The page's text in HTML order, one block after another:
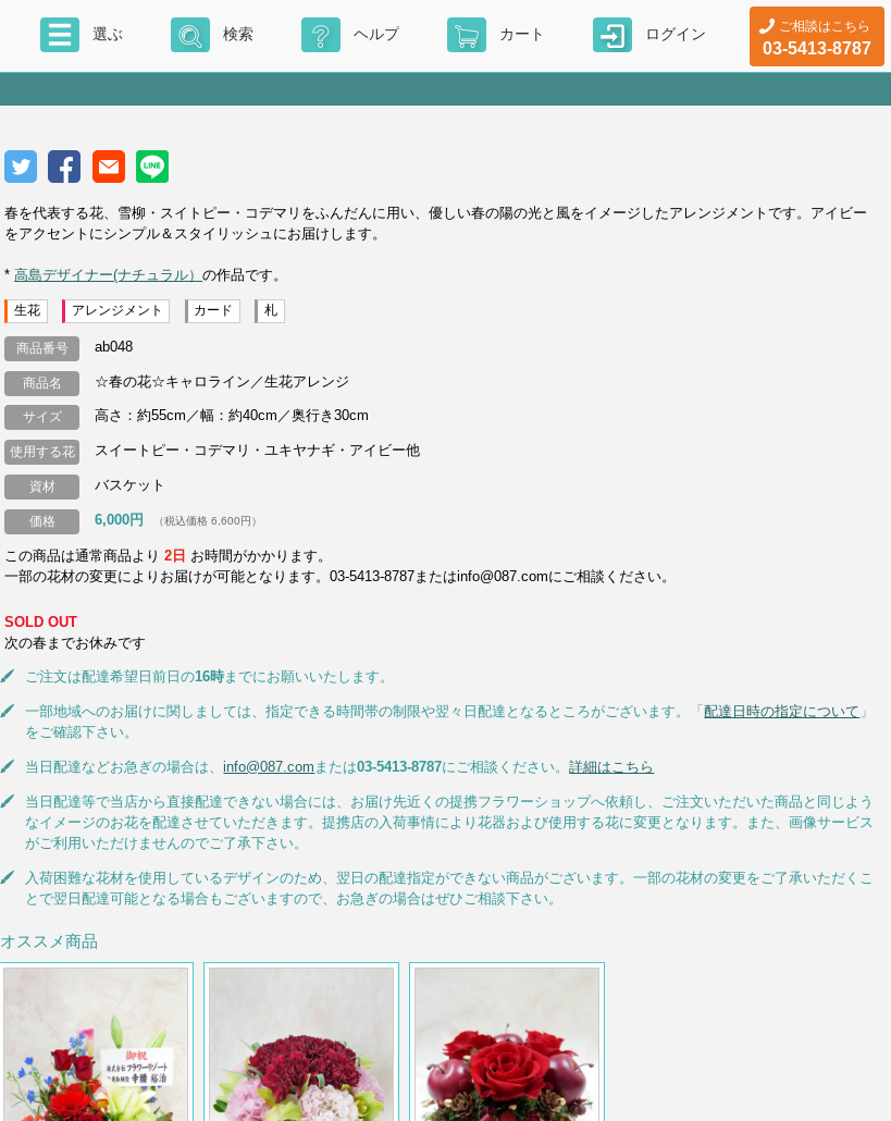
ご相談はこちら
03-5413-8787
選ぶ 検索 ヘルプ カート ログイン
春を代表する花、雪柳・スイトピー・コデマリをふんだんに用い、優しい春の陽の光と風をイメージしたアレンジメントです。アイビー
をアクセントにシンプル＆スタイリッシュにお届けします。
*高島デザイナー(ナチュラル）の作品です。
生花 アレンジメント カード 札
商品番号 ab048
商品名 ☆春の花☆キャロライン／生花アレンジ
サイズ 高さ：約55cm／幅：約40cm／奥行き30cm
使用する花 スイートピー・コデマリ・ユキヤナギ・アイビー他
資材 バスケット
価格 6,000円 （税込価格 6,600円）
この商品は通常商品より2日 お時間がかかります。
一部の花材の変更によりお届けが可能となります。03-5413-8787またはinfo@087.comにご相談ください。
SOLD OUT
次の春までお休みです
ご注文は配達希望日前日の16時までにお願いいたします。
一部地域へのお届けに関しましては、指定できる時間帯の制限や翌々日配達となるところがございます。「配達日時の指定について 」
をご確認下さい。
当日配達などお急ぎの場合は、info@087.com または03-5413-8787にご相談ください。詳細はこちら
当日配達等で当店から直接配達できない場合には、お届け先近くの提携フラワーショップへ依頼し、ご注文いただいた商品と同じよう
なイメージのお花を配達させていただきます。提携店の入荷事情により花器および使用する花に変更となります。また、画像サービス
がご利用いただけませんのでご了承下さい。
入荷困難な花材を使用しているデザインのため、翌日の配達指定ができない商品がございます。一部の花材の変更をご了承いただくこ
とで翌日配達可能となる場合もございますので、お急ぎの場合はぜひご相談下さい。
オススメ商品